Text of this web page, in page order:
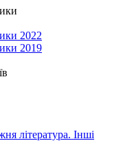
2022
2019
література. Інші